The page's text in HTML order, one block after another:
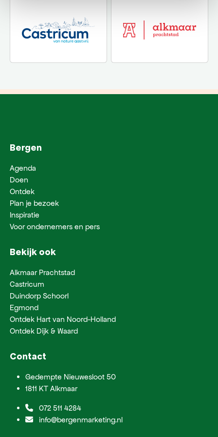
Bergen
Agenda
Doen
Ontdek
Plan je bezoek
Inspiratie
Voor ondernemers en pers
Bekijk ook
Alkmaar Prachtstad
Castricum
Duindorp Schoorl
Egmond
Ontdek Hart van Noord-Holland
Ontdek Dijk & Waard
Contact
Gedempte Nieuwesloot 50
1811 KT Alkmaar
072 511 4284
info@bergenmarketing.nl